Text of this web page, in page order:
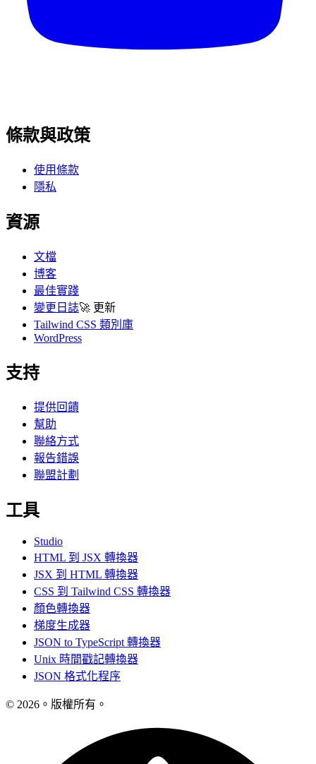
條款與政策
使用條款
隱私
資源
文檔
博客
最佳實踐
變更日誌🚀 更新
Tailwind CSS 類別庫
WordPress
支持
提供回饋
幫助
聯絡方式
報告錯誤
聯盟計劃
工具
Studio
HTML 到 JSX 轉換器
JSX 到 HTML 轉換器
CSS 到 Tailwind CSS 轉換器
顏色轉換器
梯度生成器
JSON to TypeScript 轉換器
Unix 時間戳記轉換器
JSON 格式化程序
© 2026。版權所有。